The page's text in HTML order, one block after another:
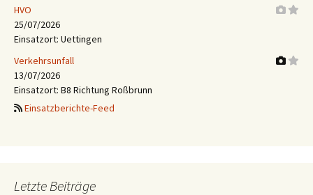
HVO
25/07/2026
Einsatzort: Uettingen
Verkehrsunfall
13/07/2026
Einsatzort: B8 Richtung Roßbrunn
Einsatzberichte-Feed
Letzte Beiträge